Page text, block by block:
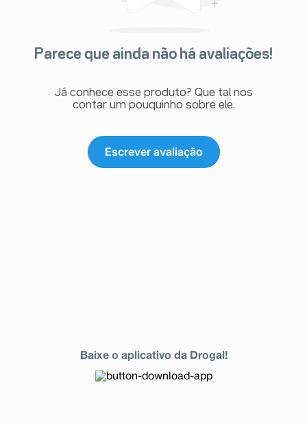
Parece que ainda não há avaliações!
Já conhece esse produto? Que tal nos
contar um pouquinho sobre ele.
Escrever avaliação
Baixe o aplicativo da Drogal!